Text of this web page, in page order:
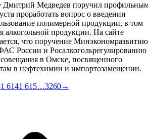
Медведев поручил
проработать вопрос о введении
полимерной продукции, в том
продукции. На сайте
что поручение Минэкономразвитию
России и Росалкогольрегулированию
в Омске, посвященного
в нефтехимии и импортозамещении.
1 6141 615…3260→